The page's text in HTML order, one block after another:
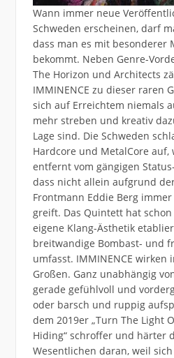
Wann immer neue
Schweden erscheinen, darf
dass man es mit besonderer
bekommt. Neben Genre-
The Horizon und Architects
IMMINENCE zu dieser raren
sich auf Erreichtem niemals
mehr streben und kreativ
Lage sind. Die Schweden
Hardcore und MetalCore auf,
entfernt vom gängigen
dass nicht allein aufgrund
Frontmann Eddie Berg
greift. Das Quintett hat schon
eigene Klang-Ästhetik
breitwandige Bombast- und
umfasst. IMMINENCE wirken
Großen. Ganz unabhängig
gerade gefühlvoll und
oder barsch und ruppig
dem 2019er „Turn The Light
Hiding“ schroffer und härter
Wesentlichen daran, weil